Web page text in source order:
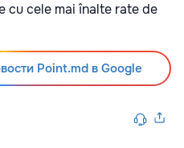
cele mai înalte rate de
Point.md в Google